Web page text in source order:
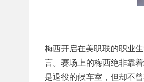
梅西开启在美职联的职业
言。赛场上的梅西绝非靠
是退役的候车室，但却不